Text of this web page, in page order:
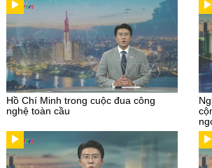
Hồ Chí Minh trong cuộc đua công
nghệ toàn cầu